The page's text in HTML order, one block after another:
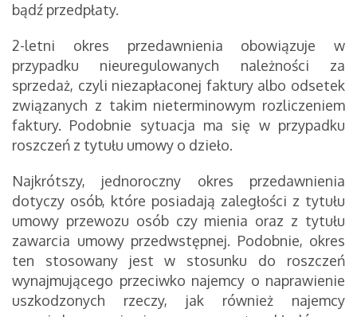
bądź przedpłaty.
2-letni okres przedawnienia obowiązuje w
przypadku nieuregulowanych należności za
sprzedaż, czyli niezapłaconej faktury albo odsetek
związanych z takim nieterminowym rozliczeniem
faktury. Podobnie sytuacja ma się w przypadku
roszczeń z tytułu umowy o dzieło.
Najkrótszy, jednoroczny okres przedawnienia
dotyczy osób, które posiadają zaległości z tytułu
umowy przewozu osób czy mienia oraz z tytułu
zawarcia umowy przedwstępnej. Podobnie, okres
ten stosowany jest w stosunku do roszczeń
wynajmującego przeciwko najemcy o naprawienie
uszkodzonych rzeczy, jak również najemcy